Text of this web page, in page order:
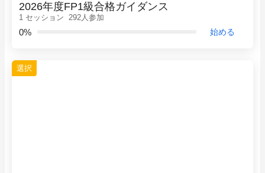
2026年度FP1級合格ガイダンス
1 セッション 292人参加
0% 始める
選択